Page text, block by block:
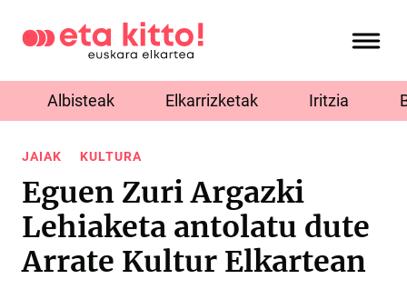
Albisteak Elkarrizketak Iritzia
JAIAK KULTURA
Eguen Zuri Argazki
Lehiaketa antolatu dute
Arrate Kultur Elkartean